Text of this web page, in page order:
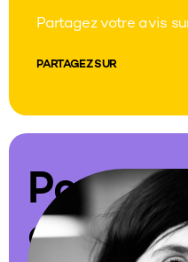
Partagez votre avis
PARTAGEZ SUR
Pour